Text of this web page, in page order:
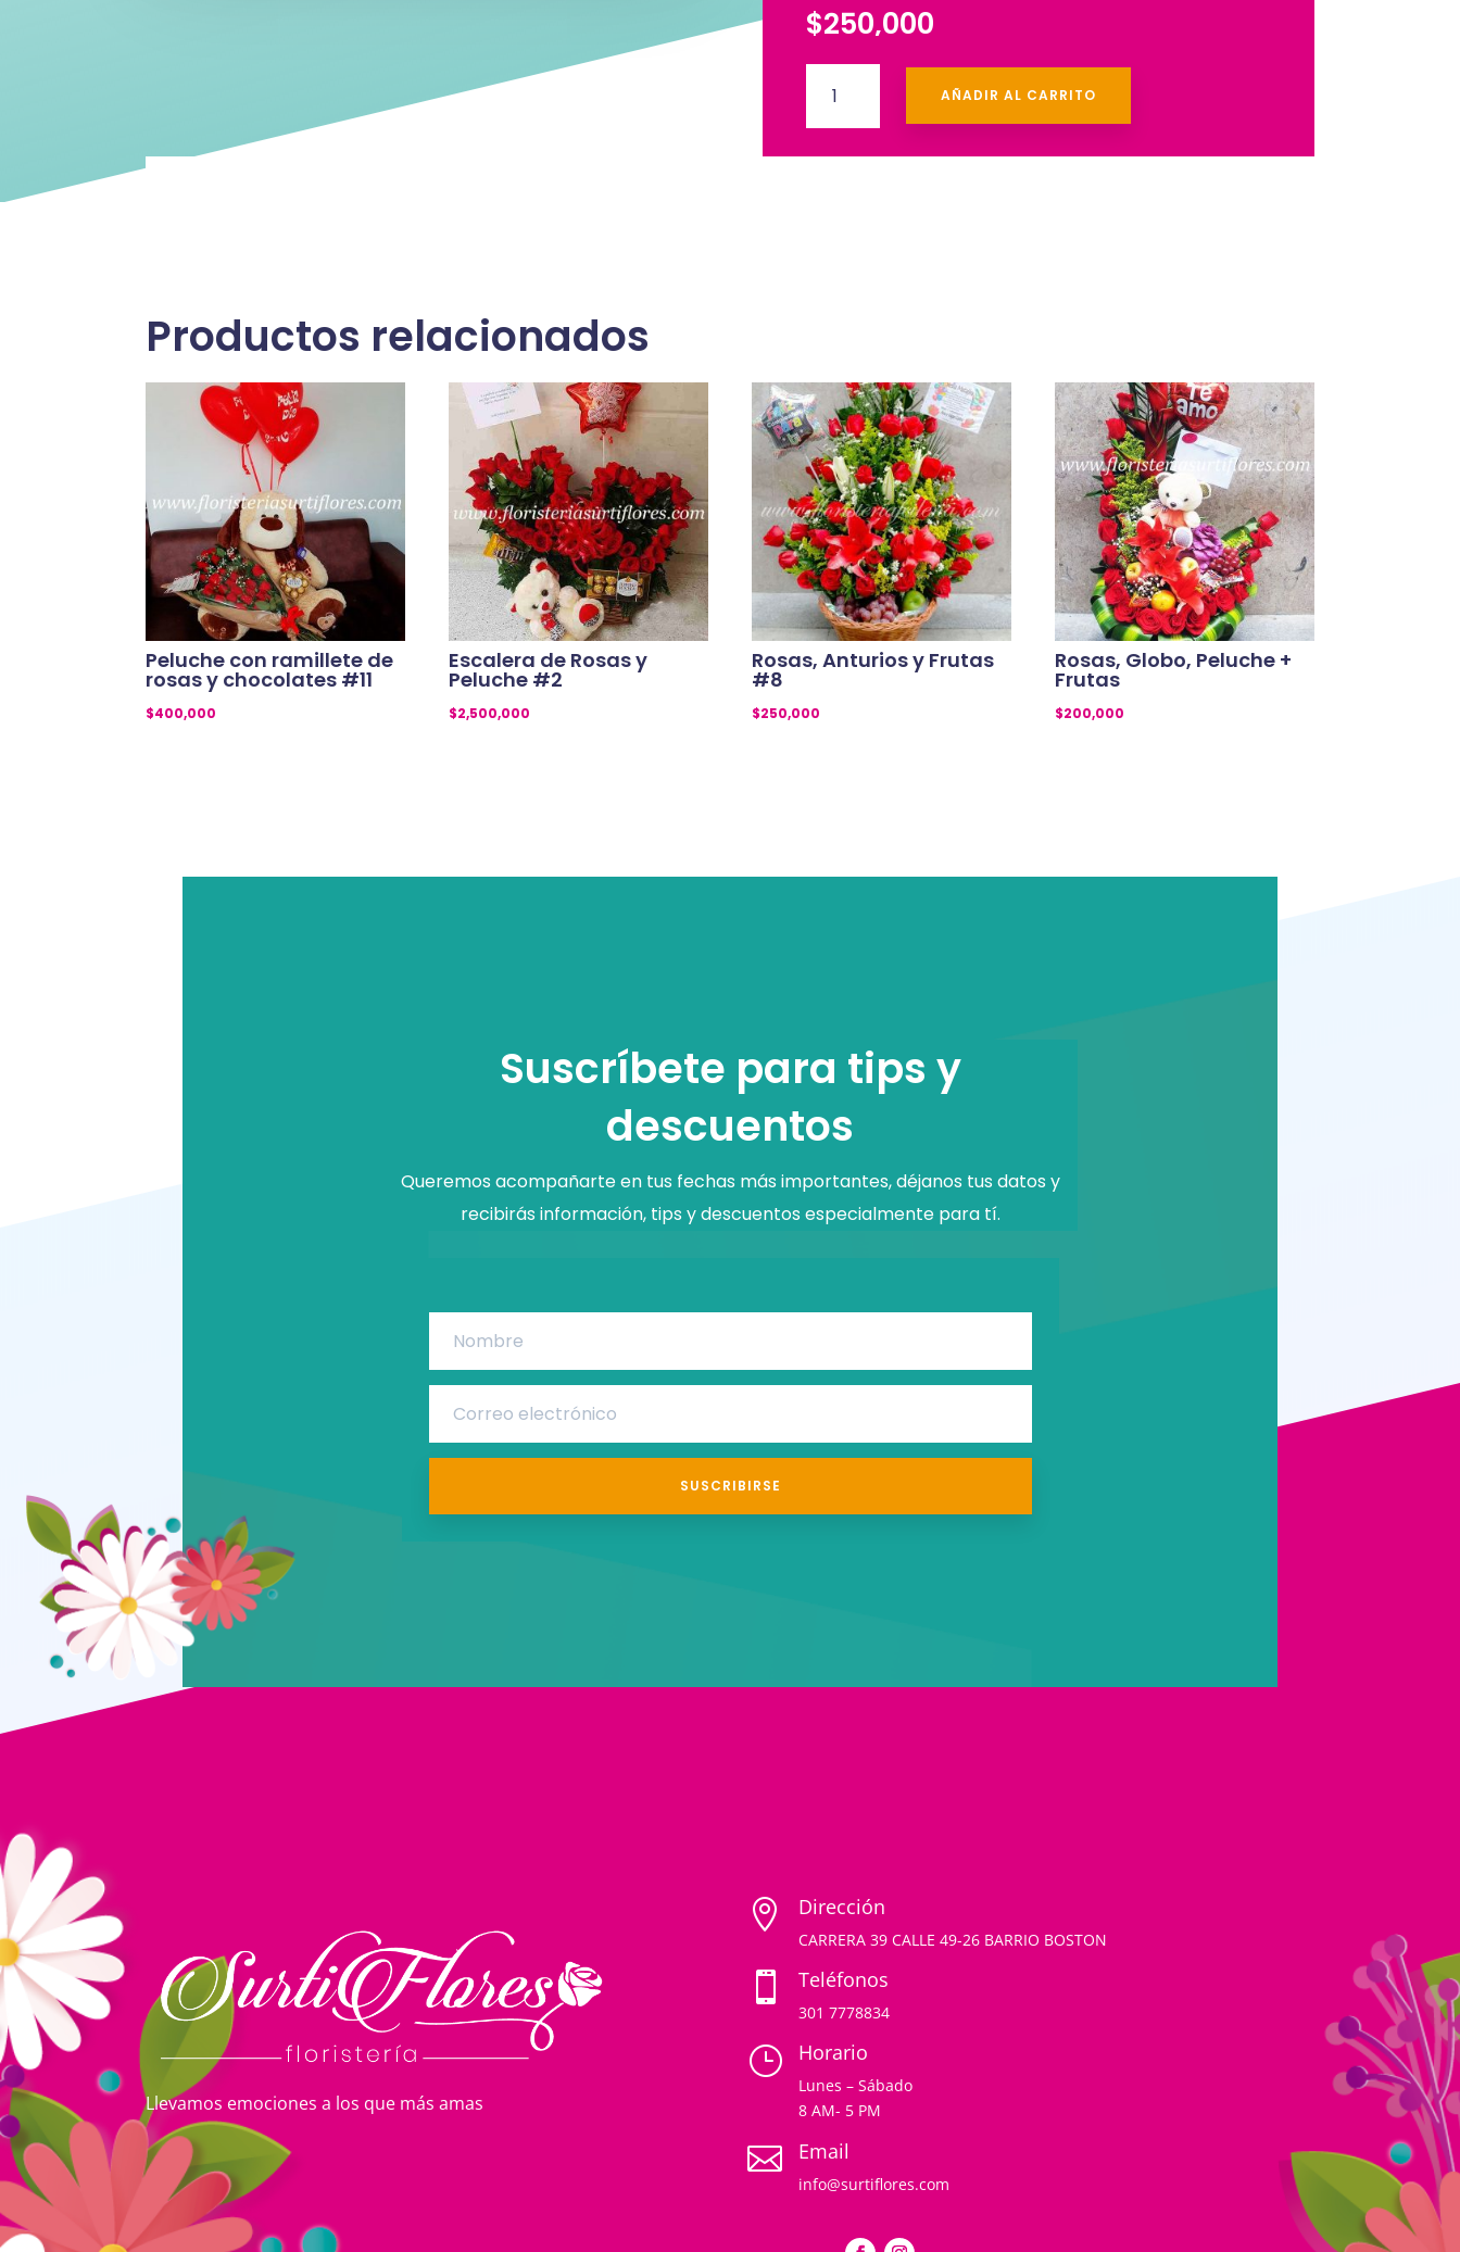
$250,000
Gatica
cantidad
AÑADIR AL CARRITO
Productos relacionados
Peluche con ramillete de
rosas y chocolates #11
$400,000
Escalera de Rosas y
Peluche #2
$2,500,000
Rosas, Anturios y Frutas
#8
$250,000
Rosas, Globo, Peluche +
Frutas
$200,000
Suscríbete para tips y
descuentos
Queremos acompañarte en tus fechas más importantes, déjanos tus datos y
recibirás información, tips y descuentos especialmente para tí.
SUSCRIBIRSE
Llevamos emociones a los que más amas
 Dirección
CARRERA 39 CALLE 49-26 BARRIO BOSTON
 Teléfonos
301 7778834
} Horario
Lunes – Sábado
8 AM- 5 PM
 Email
info@surtiflores.com